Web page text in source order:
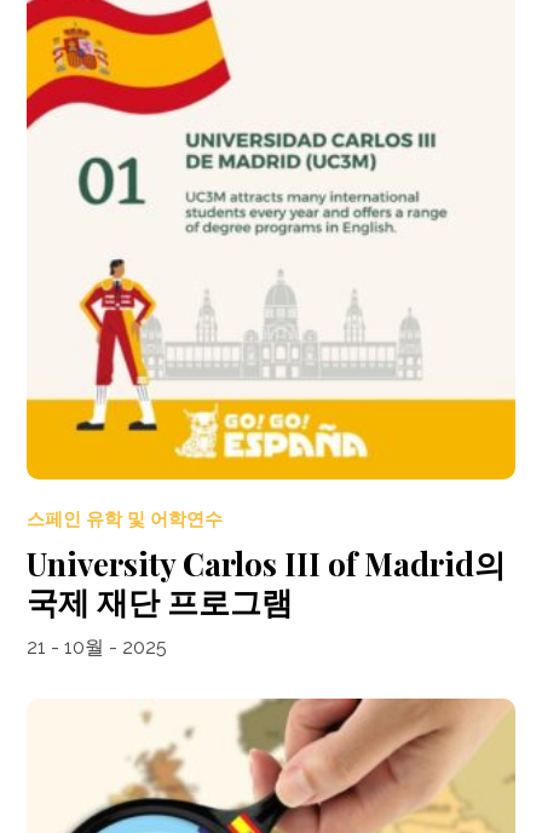
스페인 유학 및 어학연수
University Carlos III of Madrid의
국제 재단 프로그램
21 - 10월 - 2025